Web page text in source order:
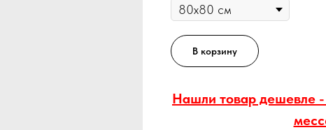
В корзину
Нашли товар дешевле -